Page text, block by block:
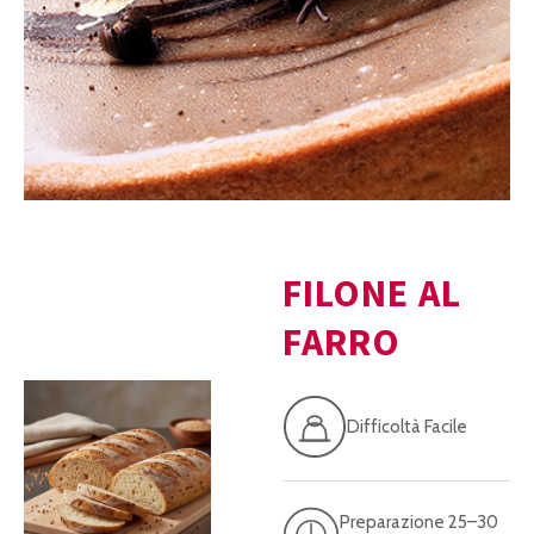
FILONE AL
FARRO
Difficoltà Facile
Preparazione 25–30